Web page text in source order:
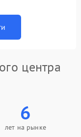
центра
6
лет на рынке